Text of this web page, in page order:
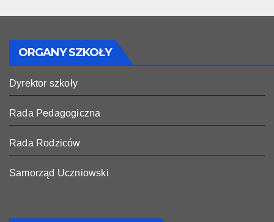
ORGANY SZKOŁY
Dyrektor szkoły
Rada Pedagogiczna
Rada Rodziców
Samorząd Uczniowski